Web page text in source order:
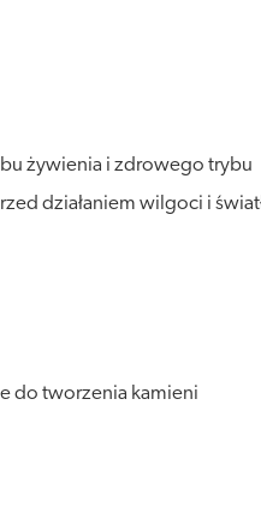
żywienia i zdrowego trybu
działaniem wilgoci i
do tworzenia kamieni